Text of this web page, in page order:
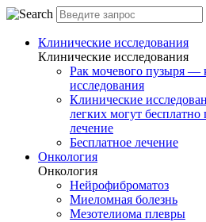
Клинические исследования
Клинические исследования
Рак мочевого пузыря —
исследования
Клинические
легких могут
лечение
Бесплатное лечение
Онкология
Онкология
Нейрофиброматоз
Миеломная болезнь
Мезотелиома плевры